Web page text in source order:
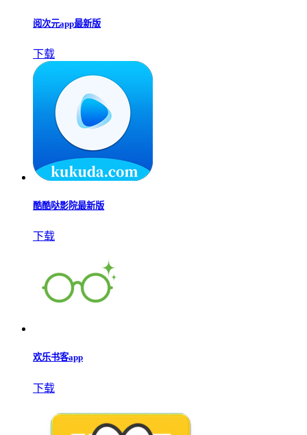
阅次元app最新版
下载
酷酷哒影院最新版
下载
欢乐书客app
下载